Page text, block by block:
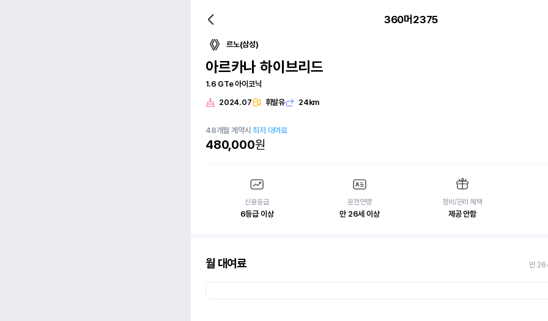
360머2375
르노(삼성)
아르카나 하이브리드
1.6 GTe 아이코닉
2024.07
휘발유 24km
48개월 계약시최저 대여료
480,000원
신용등급
6등급 이상
운전연령
만 26세 이상
정비/관리 혜택
제공 안함
월 대여료 만 26